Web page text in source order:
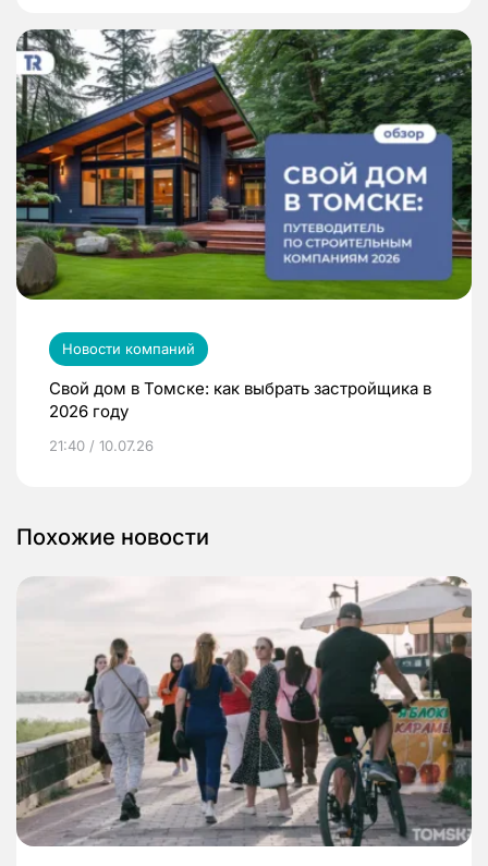
Новости компаний
Свой дом в Томске: как выбрать застройщика в
2026 году
21:40 / 10.07.26
Похожие новости